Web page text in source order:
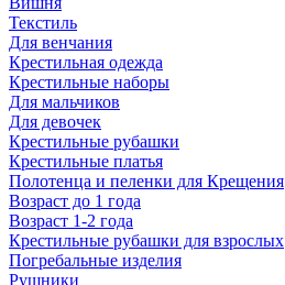
Текстиль
Для венчания
Крестильная одежда
Крестильные наборы
Для мальчиков
Для девочек
Крестильные рубашки
Крестильные платья
Полотенца и пеленки для Крещения
Возраст до 1 года
Возраст 1-2 года
Крестильные рубашки для взрослых
Погребальные изделия
Рушники